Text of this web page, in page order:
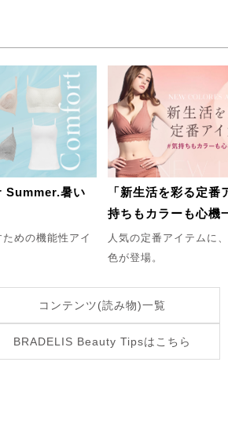
暑い
めの機能性アイ
「新生活を彩る定番
持ちもカラーも心機
人気の定番アイテムに
色が登場。
コンテンツ(読み物)一覧
BRADELIS Beauty Tipsはこちら